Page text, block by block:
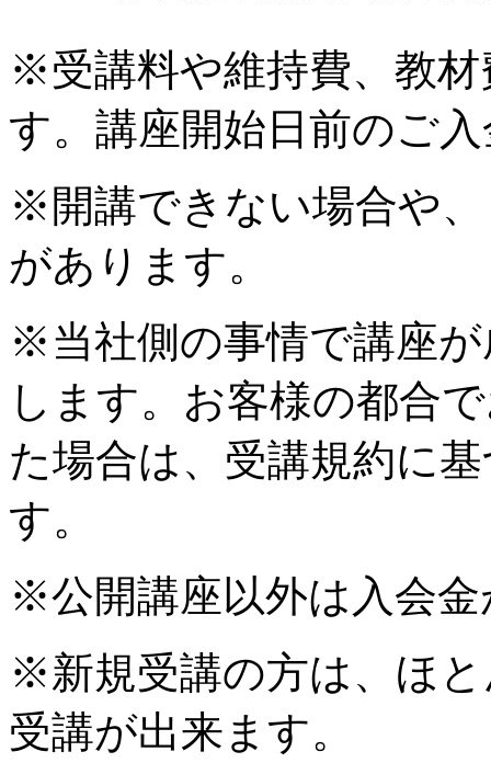
※受講料や維持費、教
す。講座開始日前のご
※開講できない場合や
があります。
※当社側の事情で講座
します。お客様の都合
た場合は、受講規約に
す。
※公開講座以外は入会
※新規受講の方は、ほ
受講が出来ます。